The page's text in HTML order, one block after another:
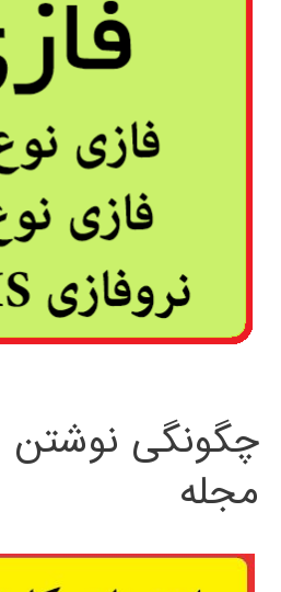
چگونگی نوشتن
مجله